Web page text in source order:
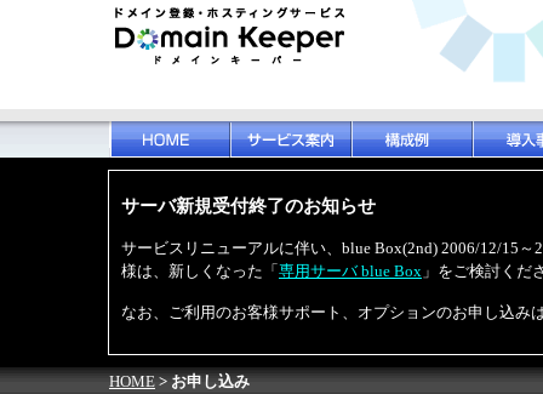
サーバ新規受付終了のお知らせ
サービスリニューアルに伴い、blue Box(2nd) 2006/12/15
様は、新しくなった「 専用サーバ blue Box 」をご検討くだ
なお、ご利用のお客様サポート、オプションのお申し込み
HOME > お申し込み